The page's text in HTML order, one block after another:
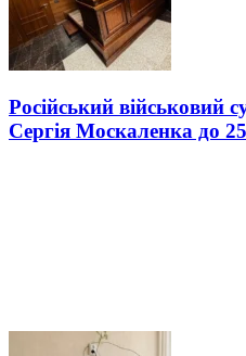
Російський військовий
Сергія Москаленка до